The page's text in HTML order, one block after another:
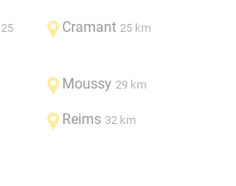
25
Cramant 25 km
Moussy 29 km
Reims 32 km